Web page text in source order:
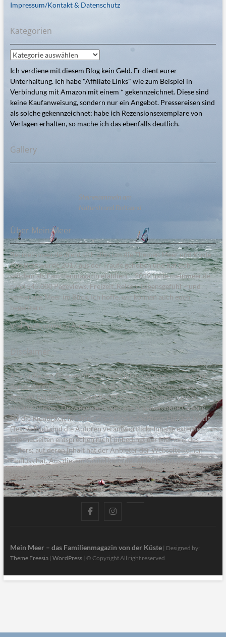
Impressum/Kontakt & Datenschutz
Kategorien
Kategorien
Ich verdiene mit diesem Blog kein Geld. Er dient eurer
Unterhaltung. Ich habe "Affiliate Links" wie zum Beispiel in
Verbindung mit Amazon mit einem * gekennzeichnet. Diese sind
keine Kaufanweisung, sondern nur ein Angebot. Pressereisen sind
als solche gekennzeichnet; habe ich Rezensionsexemplare von
Verlagen erhalten, so mache ich das ebenfalls deutlich.
Gallery
Steinesammeln am
Naturstrand Bottsand
Über Mein:Meer
Bei meinmeer.de dreht sich alles um die Themen Meer und Küste.
Das Blog wurde 2017 aus der Traufe gehoben und hat sich
seitdem als Familienmagazin etabliert – 2019 hatte meinmeer.de
rund 545.000 Pageviews. Freizeit, Reisen, Lebensgefühl – und
immer das Meer im Blick. Ich hoffe, wir können auch euch
begeistern!
Viel Spaß, wünscht Anne.
Disclaimer
Alle in diesem Blog veröffentlichten Informationen wurden von
den Autoren sorgfältig recherchiert, zusammengestellt und
geprüft. Inhaltliche und sachliche Fehler sind dennoch nicht
auszuschließen. Deswegen erfolgen alle Angaben ohne Gewähr
für die Richtigkeit im Sinne einer Produkthaftung. Für den Inhalt
(Text & Bild) sind die Autoren verantwortlich; Inhalte externer
Internetseiten entsprechen nicht unbedingt der Meinung des
Autors; auf deren Inhalt hat der Anbieter der Webseite keinen
Einfluss hat. Aus diesem Grund kann der Anbieter für diese
Inhalte auch keine Gewähr übernehmen.
facebookinstagram
Mein Meer – das Familienmagazin von der Küste| Designed by:
Theme Freesia| WordPress| © Copyright All right reserved